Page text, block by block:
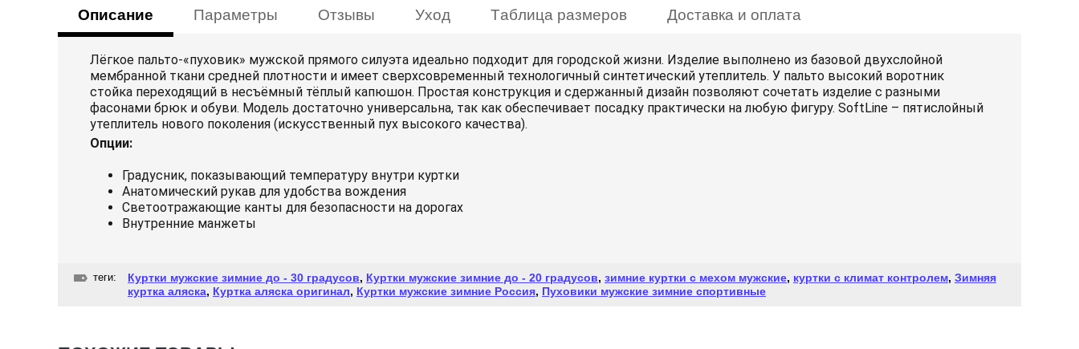
Описание Параметры Отзывы Уход Таблица размеров Доставка и оплата
Лёгкое пальто-«пуховик» мужской прямого силуэта идеально подходит для городской жизни. Изделие выполнено из базовой двухслойной
мембранной ткани средней плотности и имеет сверхсовременный технологичный синтетический утеплитель. У пальто высокий воротник
стойка переходящий в несъёмный тёплый капюшон. Простая конструкция и сдержанный дизайн позволяют сочетать изделие с разными
фасонами брюк и обуви. Модель достаточно универсальна, так как обеспечивает посадку практически на любую фигуру. SoftLine – пятислойный
утеплитель нового поколения (искусственный пух высокого качества).
Опции:
Градусник, показывающий температуру внутри куртки
Анатомический рукав для удобства вождения
Светоотражающие канты для безопасности на дорогах
Внутренние манжеты
теги: Куртки мужские зимние до - 30 градусов, Куртки мужские зимние до - 20 градусов, зимние куртки с мехом мужские, куртки с климат контролем, Зимняя
куртка аляска, Куртка аляска оригинал, Куртки мужские зимние Россия, Пуховики мужские зимние спортивные